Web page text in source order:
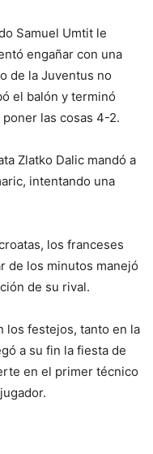
Samuel Umtit le
engañar con una
de la Juventus no
el balón y terminó
las cosas 4-2.
Zlatko Dalic mandó a
intentando una
los franceses
de los minutos manejó
de su rival.
los festejos, tanto en la
a su fin la fiesta de
en el primer técnico